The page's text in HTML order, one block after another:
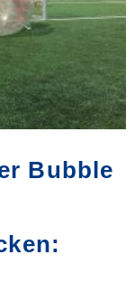
Bubble